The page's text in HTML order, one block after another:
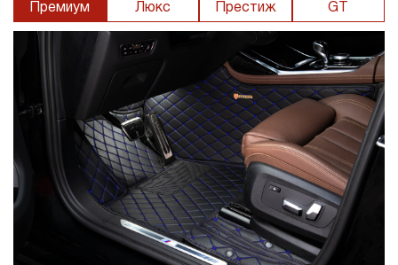
Премиум Люкс Престиж GT